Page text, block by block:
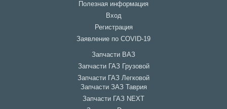
Полезная информация
Вход
Регистрация
Заявление по COVID-19
Запчасти ВАЗ
Запчасти ГАЗ Грузовой
Запчасти ГАЗ Легковой
Запчасти ЗАЗ Таврия
Запчасти ГАЗ NEXT